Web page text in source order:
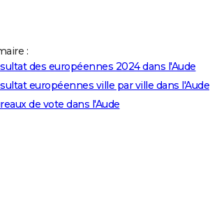
:
des européennes 2024 dans l'Aude
européennes ville par ville dans l'Aude
de vote dans l'Aude